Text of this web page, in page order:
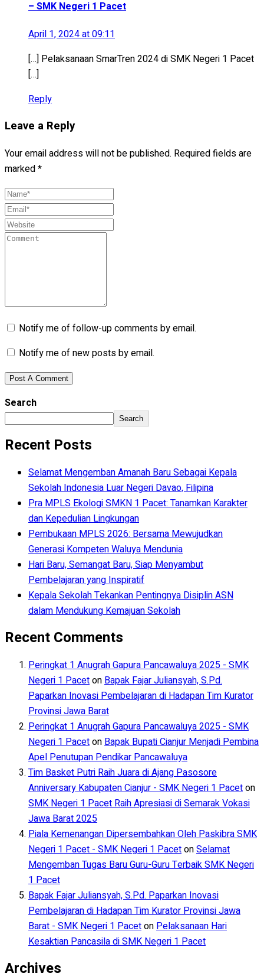
– SMK Negeri 1 Pacet
April 1, 2024 at 09:11
[…] Pelaksanaan SmarTren 2024 di SMK Negeri 1 Pacet
[…]
Reply
Leave a Reply
Your email address will not be published. Required fields are
marked*
Notify me of follow-up comments by email.
Notify me of new posts by email.
Search
Search
Recent Posts
Selamat Mengemban Amanah Baru Sebagai Kepala
Sekolah Indonesia Luar Negeri Davao, Filipina
Pra MPLS Ekologi SMKN 1 Pacet: Tanamkan Karakter
dan Kepedulian Lingkungan
Pembukaan MPLS 2026: Bersama Mewujudkan
Generasi Kompeten Waluya Mendunia
Hari Baru, Semangat Baru, Siap Menyambut
Pembelajaran yang Inspiratif
Kepala Sekolah Tekankan Pentingnya Disiplin ASN
dalam Mendukung Kemajuan Sekolah
Recent Comments
Peringkat 1 Anugrah Gapura Pancawaluya 2025 - SMK
Negeri 1 PacetonBapak Fajar Juliansyah, S.Pd.
Paparkan Inovasi Pembelajaran di Hadapan Tim Kurator
Provinsi Jawa Barat
Peringkat 1 Anugrah Gapura Pancawaluya 2025 - SMK
Negeri 1 PacetonBapak Bupati Cianjur Menjadi Pembina
Apel Penutupan Pendikar Pancawaluya
Tim Basket Putri Raih Juara di Ajang Pasosore
Anniversary Kabupaten Cianjur - SMK Negeri 1 Paceton
SMK Negeri 1 Pacet Raih Apresiasi di Semarak Vokasi
Jawa Barat 2025
Piala Kemenangan Dipersembahkan Oleh Paskibra SMK
Negeri 1 Pacet - SMK Negeri 1 PacetonSelamat
Mengemban Tugas Baru Guru-Guru Terbaik SMK Negeri
1 Pacet
Bapak Fajar Juliansyah, S.Pd. Paparkan Inovasi
Pembelajaran di Hadapan Tim Kurator Provinsi Jawa
Barat - SMK Negeri 1 PacetonPelaksanaan Hari
Kesaktian Pancasila di SMK Negeri 1 Pacet
Archives